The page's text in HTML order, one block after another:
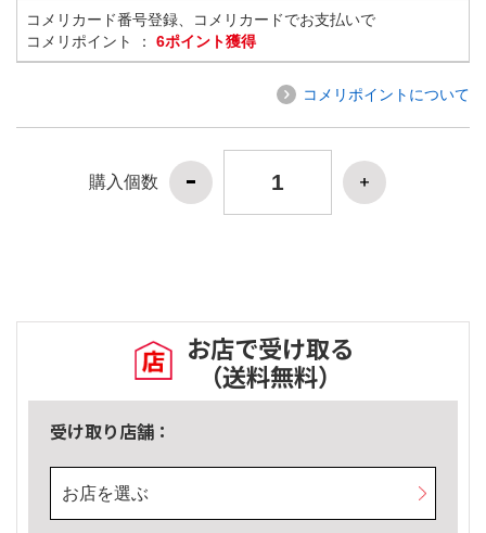
コメリカード番号登録、コメリカードでお支払いで
コメリポイント ： 6ポイント獲得
コメリポイントについて
購入個数
お店で受け取る
（送料無料）
受け取り店舗：
お店を選ぶ